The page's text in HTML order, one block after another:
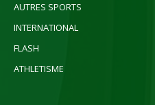
AUTRES SPORTS
INTERNATIONAL
FLASH
ATHLETISME